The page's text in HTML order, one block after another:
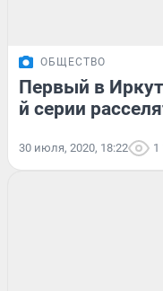
ОБЩЕСТВО
Первый в
й серии
30 июля, 2020, 18:22 1